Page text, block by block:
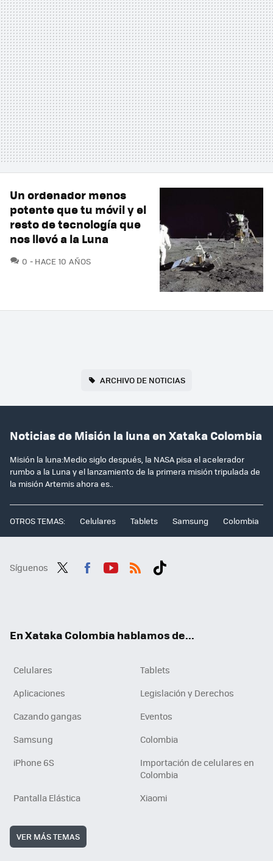
Un ordenador menos
potente que tu móvil y el
resto de tecnología que
nos llevó a la Luna
0 COMENTARIOS
HACE 10 AÑOS
ARCHIVO DE NOTICIAS
Noticias de Misión la luna en Xataka Colombia
Misión la luna:Medio siglo después, la NASA pisa el acelerador
rumbo a la Luna y el lanzamiento de la primera misión tripulada de
la misión Artemis ahora es..
OTROS TEMAS: Celulares Tablets Samsung Colombia
Síguenos
En Xataka Colombia hablamos de...
Celulares
Tablets
Aplicaciones
Legislación y Derechos
Cazando gangas
Eventos
Samsung
Colombia
iPhone 6S
Importación de celulares en
Colombia
Pantalla Elástica
Xiaomi
VER MÁS TEMAS